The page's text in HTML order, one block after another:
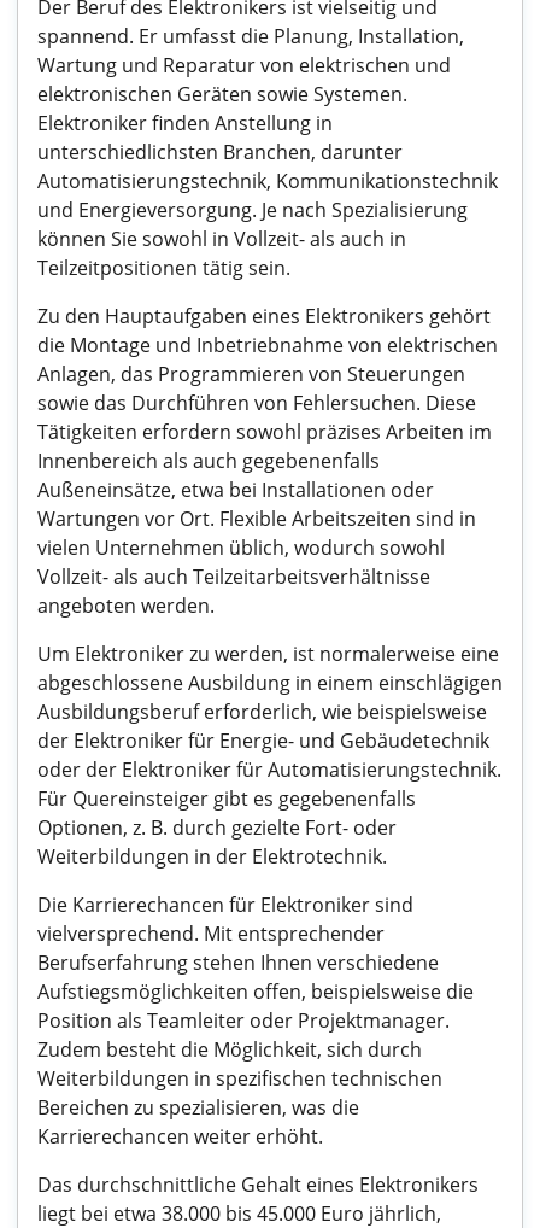
Der Beruf des Elektronikers ist vielseitig und
spannend. Er umfasst die Planung, Installation,
Wartung und Reparatur von elektrischen und
elektronischen Geräten sowie Systemen.
Elektroniker finden Anstellung in
unterschiedlichsten Branchen, darunter
Automatisierungstechnik, Kommunikationstechnik
und Energieversorgung. Je nach Spezialisierung
können Sie sowohl in Vollzeit- als auch in
Teilzeitpositionen tätig sein.
Zu den Hauptaufgaben eines Elektronikers gehört
die Montage und Inbetriebnahme von elektrischen
Anlagen, das Programmieren von Steuerungen
sowie das Durchführen von Fehlersuchen. Diese
Tätigkeiten erfordern sowohl präzises Arbeiten im
Innenbereich als auch gegebenenfalls
Außeneinsätze, etwa bei Installationen oder
Wartungen vor Ort. Flexible Arbeitszeiten sind in
vielen Unternehmen üblich, wodurch sowohl
Vollzeit- als auch Teilzeitarbeitsverhältnisse
angeboten werden.
Um Elektroniker zu werden, ist normalerweise eine
abgeschlossene Ausbildung in einem einschlägigen
Ausbildungsberuf erforderlich, wie beispielsweise
der Elektroniker für Energie- und Gebäudetechnik
oder der Elektroniker für Automatisierungstechnik.
Für Quereinsteiger gibt es gegebenenfalls
Optionen, z. B. durch gezielte Fort- oder
Weiterbildungen in der Elektrotechnik.
Die Karrierechancen für Elektroniker sind
vielversprechend. Mit entsprechender
Berufserfahrung stehen Ihnen verschiedene
Aufstiegsmöglichkeiten offen, beispielsweise die
Position als Teamleiter oder Projektmanager.
Zudem besteht die Möglichkeit, sich durch
Weiterbildungen in spezifischen technischen
Bereichen zu spezialisieren, was die
Karrierechancen weiter erhöht.
Das durchschnittliche Gehalt eines Elektronikers
liegt bei etwa 38.000 bis 45.000 Euro jährlich,